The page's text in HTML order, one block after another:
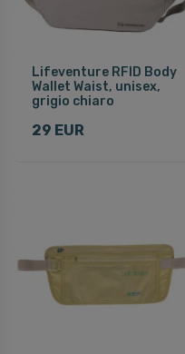
Lifeventure RFID Body
Wallet Waist, unisex,
grigio chiaro
29 EUR